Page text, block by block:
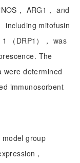
， ARG1， and
including mitofusin
（DRP1）， was
The
were determined
immunosorbent
group
，